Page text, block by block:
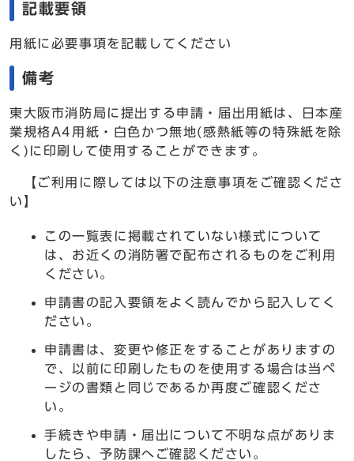
記載要領
用紙に必要事項を記載してください
備考
東大阪市消防局に提出する申請・届出用紙は、日本産
業規格A4用紙・白色かつ無地(感熱紙等の特殊紙を除
く)に印刷して使用することができます。
【ご利用に際しては以下の注意事項をご確認くださ
い】
この一覧表に掲載されていない様式について
は、お近くの消防署で配布されるものをご利用
ください。
申請書の記入要領をよく読んでから記入してく
ださい。
申請書は、変更や修正をすることがありますの
で、以前に印刷したものを使用する場合は当ペ
ージの書類と同じであるか再度ご確認くださ
い。
手続きや申請・届出について不明な点がありま
したら、予防課へご確認ください。